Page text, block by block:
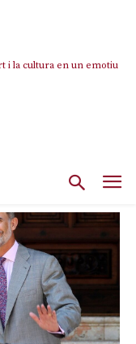
i la cultura en un emotiu